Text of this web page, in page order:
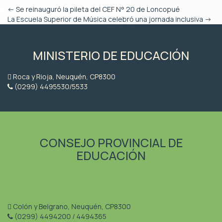
← Se reinauguró la pileta del CEF N° 20 de Loncopué
La Escuela Superior de Música celebró una jornada inclusiva →
MINISTERIO DE EDUCACIÓN
Roca y Rioja, Neuquén, CP8300
(0299) 4495530/5533
CONSEJO PROVINCIAL DE
EDUCACIÓN
Colón y Belgrano, Neuquén, CP8300
(0299) 4494200 / 4494365